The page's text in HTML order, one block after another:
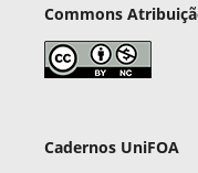
Commons
Cadernos UniFOA